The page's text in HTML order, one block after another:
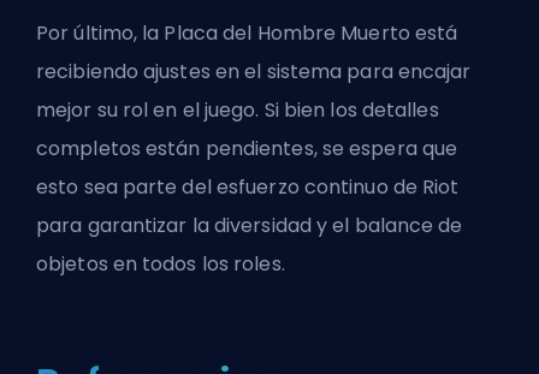
Por último, la Placa del Hombre Muerto está
recibiendo ajustes en el sistema para encajar
mejor su rol en el juego. Si bien los detalles
completos están pendientes, se espera que
esto sea parte del esfuerzo continuo de Riot
para garantizar la diversidad y el balance de
objetos en todos los roles.